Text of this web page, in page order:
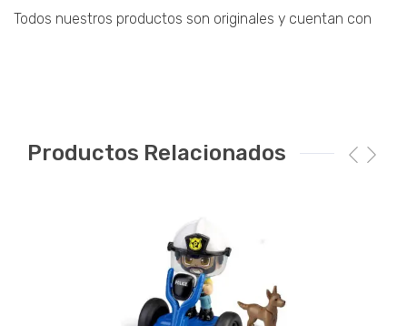
Todos nuestros productos son originales y cuentan con
Productos Relacionados